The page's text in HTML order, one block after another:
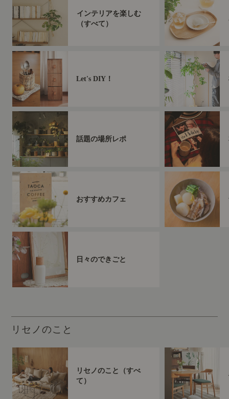
インテリアを楽しむ
（すべて）
Let's DIY！
話題の場所レポ
おすすめカフェ
日々のできごと
リセノのこと
リセノのこと（すべ
て）